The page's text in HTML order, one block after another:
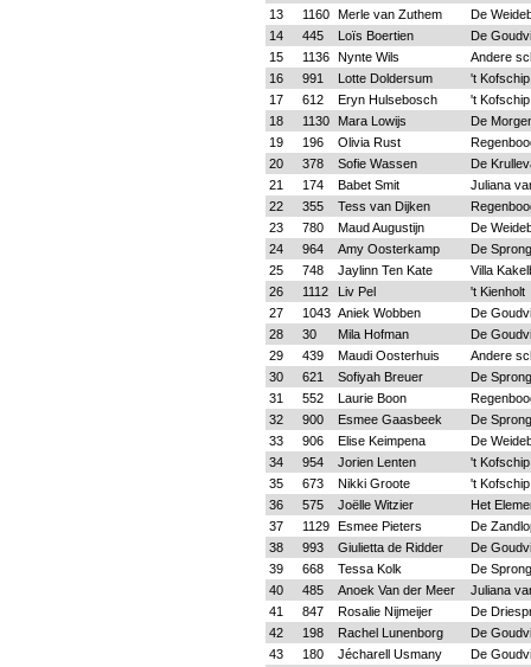
13
1160 Merle van Zuthem
De
14
445 Loïs Boertien
De
15
1136 Nynte Wils
Andere
16
991 Lotte Doldersum
't Kofschip
17
612 Eryn Hulsebosch
't Kofschip
18
1130 Mara Lowijs
De
19
196 Olivia Rust
20
378 Sofie Wassen
De
21
174 Babet Smit
Juliana
22
355 Tess van Dijken
23
780 Maud Augustijn
De
24
964 Amy Oosterkamp
De Sprong
25
748 Jaylinn Ten Kate
Villa
26
1112 Liv Pel
't Kienholt
27
1043 Aniek Wobben
De
28
30 Mila Hofman
De
29
439 Maudi Oosterhuis
Andere
30
621 Sofiyah Breuer
De Sprong
31
552 Laurie Boon
32
900 Esmee Gaasbeek
De Sprong
33
906 Elise Keimpena
De
34
954 Jorien Lenten
't Kofschip
35
673 Nikki Groote
't Kofschip
36
575 Joëlle Witzier
Het
37
1129 Esmee Pieters
De
38
993 Giulietta de Ridder
De
39
668 Tessa Kolk
De Sprong
40
485 Anoek Van der Meer
Juliana
41
847 Rosalie Nijmeijer
De
42
198 Rachel Lunenborg
De
43
180 Jécharell Usmany
De